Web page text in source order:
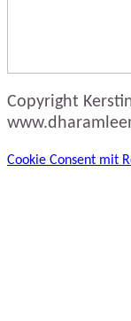
Copyright
Cookie Consent mit